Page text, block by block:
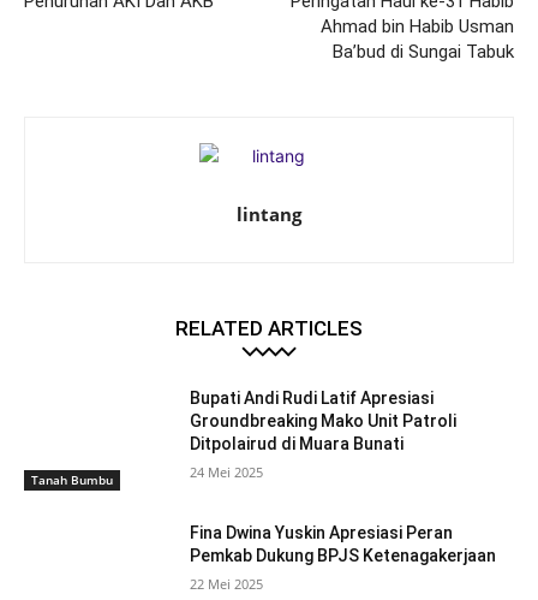
Ahmad bin Habib Usman
Ba’bud di Sungai Tabuk
lintang
RELATED ARTICLES
Tanah Bumbu
Bupati Andi Rudi Latif Apresiasi
Groundbreaking Mako Unit Patroli
Ditpolairud di Muara Bunati
24 Mei 2025
Fina Dwina Yuskin Apresiasi Peran
Pemkab Dukung BPJS Ketenagakerjaan
22 Mei 2025